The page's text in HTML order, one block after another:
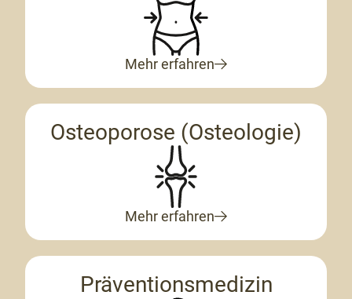
Mehr erfahren
Osteoporose (Osteologie)
Mehr erfahren
Präventionsmedizin